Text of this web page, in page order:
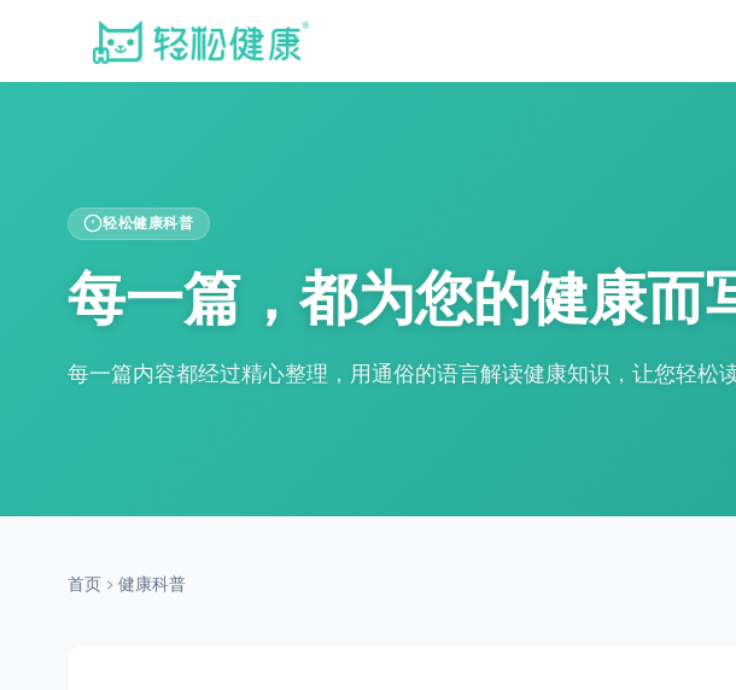
轻松健康科普
每一篇，都为您的健康而
每一篇内容都经过精心整理，用通俗的语言解读健康知识，让您轻松
首页 健康科普